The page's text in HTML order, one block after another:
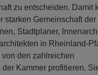
zu entscheiden. Damit
starken Gemeinschaft der
Stadtplaner,
in Rheinland-
den zahlreichen
Kammer profitieren.